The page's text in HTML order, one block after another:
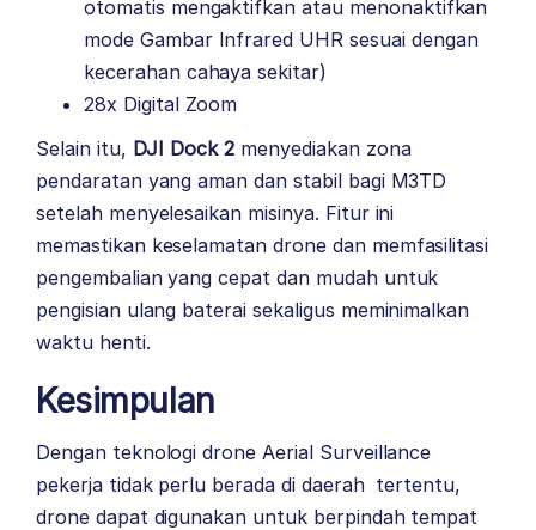
otomatis mengaktifkan atau menonaktifkan
mode Gambar Infrared UHR sesuai dengan
kecerahan cahaya sekitar)
28x Digital Zoom
Selain itu, DJI Dock 2 menyediakan zona
pendaratan yang aman dan stabil bagi M3TD
setelah menyelesaikan misinya. Fitur ini
memastikan keselamatan drone dan memfasilitasi
pengembalian yang cepat dan mudah untuk
pengisian ulang baterai sekaligus meminimalkan
waktu henti.
Kesimpulan
Dengan teknologi drone Aerial Surveillance
pekerja tidak perlu berada di daerah tertentu,
drone dapat digunakan untuk berpindah tempat